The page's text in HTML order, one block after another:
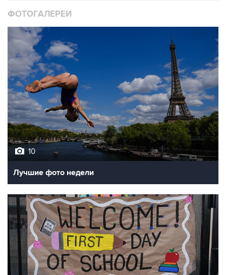
ФОТОГАЛЕРЕИ
10
Лучшие фото недели